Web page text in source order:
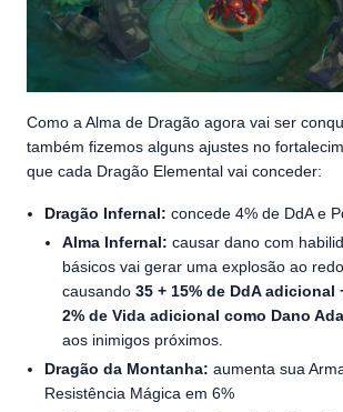
Como a Alma de Dragão agora vai ser
também fizemos alguns ajustes no
que cada Dragão Elemental vai conceder:
Dragão Infernal: concede 4% de DdA e
Alma Infernal: causar dano com
básicos vai gerar uma explosão ao
causando 35 + 15% de DdA adicional
2% de Vida adicional como Dano
aos inimigos próximos.
Dragão da Montanha: aumenta sua
Resistência Mágica em 6%